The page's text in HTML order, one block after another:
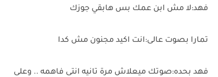
فهد:لا مش ابن عمك بس هابقي جوزك
تمارا بصوت عالى:انت اكيد مجنون مش كدا
فهد بحده:صوتك ميعلاش مرة تانيه انتى فاهمه .. وعلى